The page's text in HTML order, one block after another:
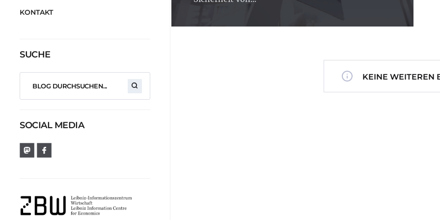
KEINE WEITEREN
KONTAKT
SUCHE
SOCIAL MEDIA